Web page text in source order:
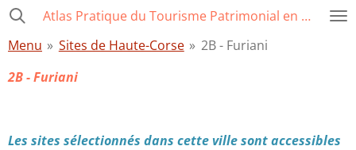
Passer
contenu
principal
Atlas Pratique du Tourisme Patrimonial en Corse
Menu » Sites de Haute-Corse » 2B - Furiani
2B - Furiani
Les sites sélectionnés dans cette ville sont accessibles